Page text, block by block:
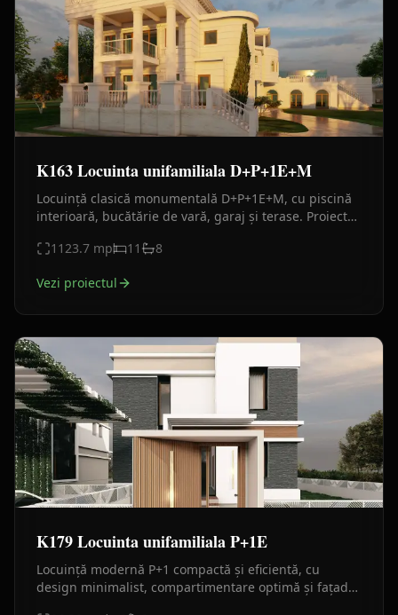
K163 Locuinta unifamiliala D+P+1E+M
Locuință clasică monumentală D+P+1E+M, cu piscină
interioară, bucătărie de vară, garaj și terase. Proiect
1123.7 mp 11 8
Vezi proiectul
K179 Locuinta unifamiliala P+1E
Locuință modernă P+1 compactă și eficientă, cu
design minimalist, compartimentare optimă și fațade